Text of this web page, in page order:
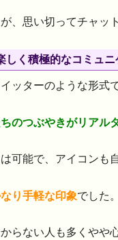
、思い切ってチャッ
しく積極的なコミュ
ッターのような形式
のつぶやきがリアル
可能で、アイコンも
り手軽な印象でした。
らない人も多くやや